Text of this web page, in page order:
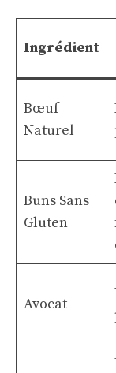
Ingrédient
Bœuf
Naturel
Buns Sans
Gluten
Avocat